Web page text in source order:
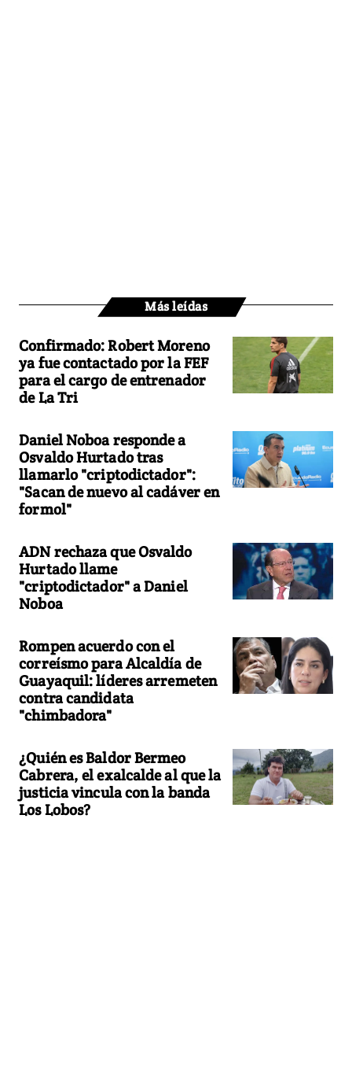
Más leídas
Confirmado: Robert Moreno
ya fue contactado por la FEF
para el cargo de entrenador
de La Tri
Daniel Noboa responde a
Osvaldo Hurtado tras
llamarlo "criptodictador":
"Sacan de nuevo al cadáver en
formol"
ADN rechaza que Osvaldo
Hurtado llame
"criptodictador" a Daniel
Noboa
Rompen acuerdo con el
correísmo para Alcaldía de
Guayaquil: líderes arremeten
contra candidata
"chimbadora"
¿Quién es Baldor Bermeo
Cabrera, el exalcalde al que la
justicia vincula con la banda
Los Lobos?